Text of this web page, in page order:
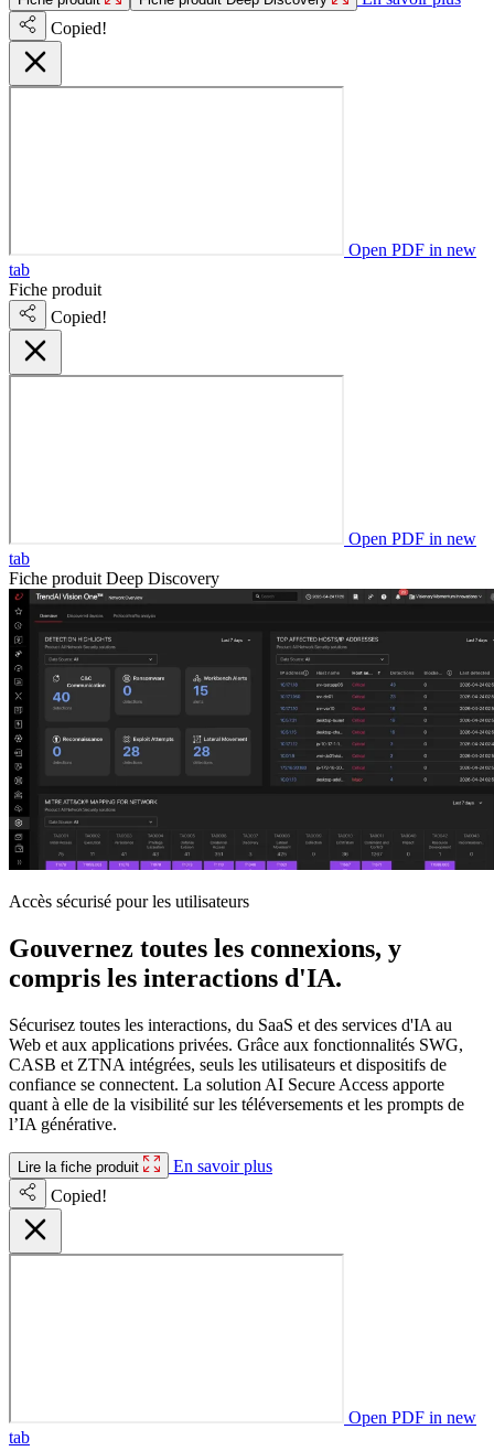
Copied!
Open PDF in new
tab
Fiche produit
Copied!
Open PDF in new
tab
Fiche produit Deep Discovery
Accès sécurisé pour les utilisateurs
Gouvernez toutes les connexions, y
compris les interactions d'IA.
Sécurisez toutes les interactions, du SaaS et des services d'IA au
Web et aux applications privées. Grâce aux fonctionnalités SWG,
CASB et ZTNA intégrées, seuls les utilisateurs et dispositifs de
confiance se connectent. La solution AI Secure Access apporte
quant à elle de la visibilité sur les téléversements et les prompts de
l’IA générative.
Lire la fiche produit
En savoir plus
Copied!
Open PDF in new
tab